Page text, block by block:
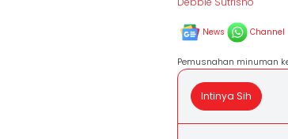
News Channel
Pemusnahan minuman
Intinya Sih